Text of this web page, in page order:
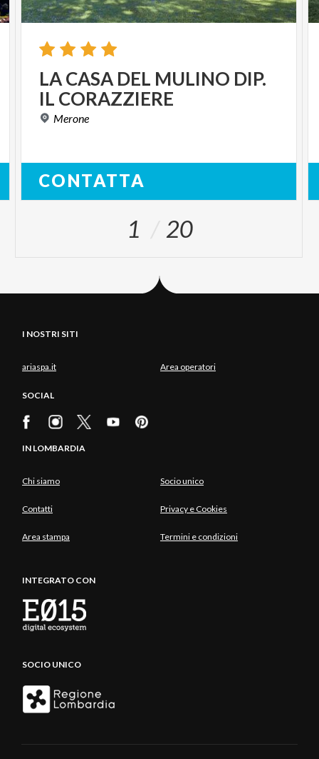
LACASA DEL MULINO DIP.
IL CORAZZIERE
Merone
CONTATTA
1 20
I NOSTRI SITI
ariaspa.it Area operatori
SOCIAL
IN LOMBARDIA
Chi siamo Socio unico
Contatti Privacy e Cookies
Area stampa Termini e condizioni
INTEGRATO CON
SOCIO UNICO